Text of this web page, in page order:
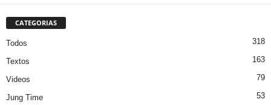
CATEGORIAS
Todos 318
Textos 163
Videos 79
Jung Time 53